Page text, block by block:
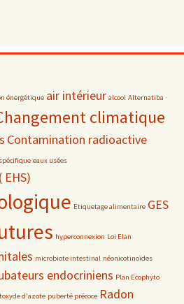
énergétique air intérieur alcool Alternatiba
climatique
Contamination radioactive
eaux usées
Etiquetage alimentaire GES
hyperconnexion Loi Elan
microbiote intestinal néonicotinoïdes
endocriniens Plan Ecophyto
d'azote puberté précoce Radon